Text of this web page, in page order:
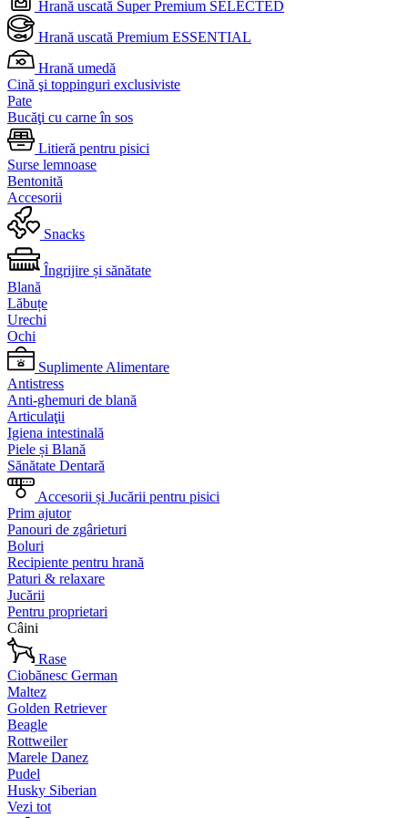
Hrană uscată Super Premium SELECTED
Hrană uscată Premium ESSENTIAL
Hrană umedă
Cină şi toppinguri exclusiviste
Pate
Bucăţi cu carne în sos
Litieră pentru pisici
Surse lemnoase
Bentonită
Accesorii
Snacks
Îngrijire și sănătate
Blană
Lăbuțe
Urechi
Ochi
Suplimente Alimentare
Antistress
Anti-ghemuri de blană
Articulaţii
Igiena intestinală
Piele și Blană
Sănătate Dentară
Accesorii și Jucării pentru pisici
Prim ajutor
Panouri de zgârieturi
Boluri
Recipiente pentru hrană
Paturi & relaxare
Jucării
Pentru proprietari
Câini
Rase
Ciobănesc German
Maltez
Golden Retriever
Beagle
Rottweiler
Marele Danez
Pudel
Husky Siberian
Vezi tot